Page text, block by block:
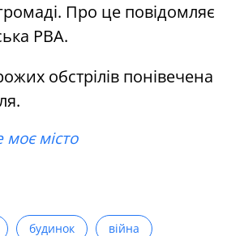
Про це повідомляє
РВА.
обстрілів понівечена
місто
будинок війна